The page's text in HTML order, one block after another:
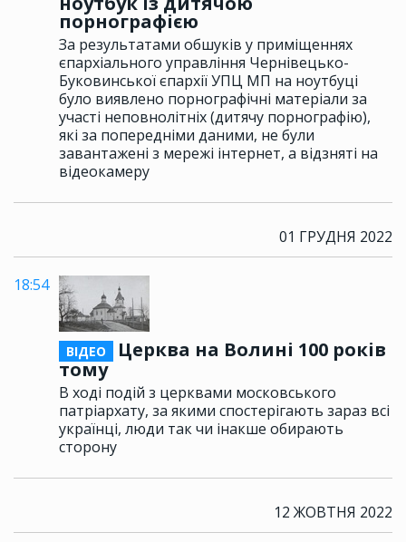
порнографією
За результатами обшуків у приміщеннях
єпархіального управління Чернівецько-
Буковинської єпархії УПЦ МП на ноутбуці
було виявлено порнографічні матеріали за
участі неповнолітніх (дитячу порнографію),
які за попередніми даними, не були
завантажені з мережі інтернет, а відзняті на
відеокамеру
01 ГРУДНЯ 2022
18:54
ВІДЕО
Церква на Волині 100 років
тому
В ході подій з церквами московського
патріархату, за якими спостерігають зараз всі
українці, люди так чи інакше обирають
сторону
12 ЖОВТНЯ 2022